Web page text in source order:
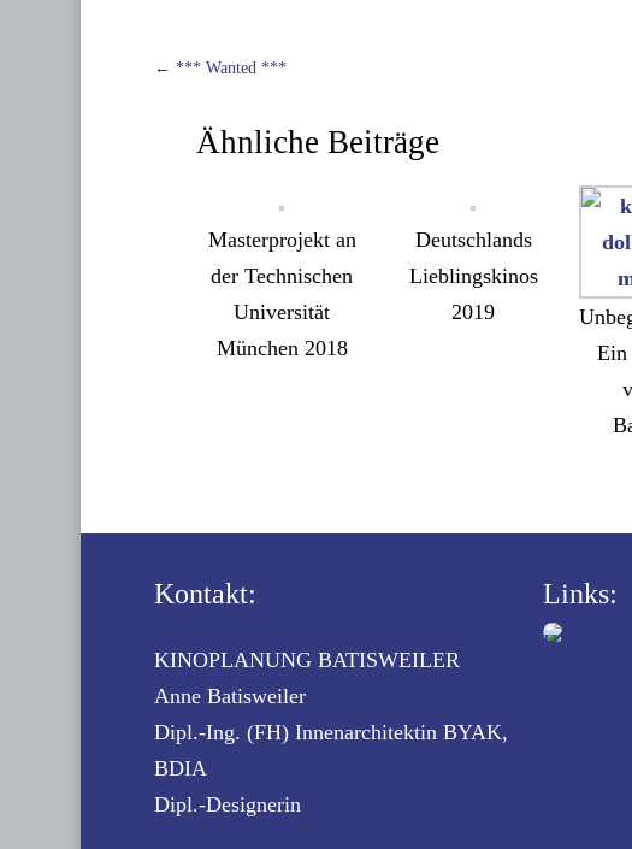
← *** Wanted ***
Ähnliche Beiträge
Masterprojekt an
der Technischen
Universität
München 2018
Deutschlands
Lieblingskinos
2019
Ein
Kontakt:
KINOPLANUNG BATISWEILER
Anne Batisweiler
Dipl.-Ing. (FH) Innenarchitektin BYAK,
BDIA
Dipl.-Designerin
Links: